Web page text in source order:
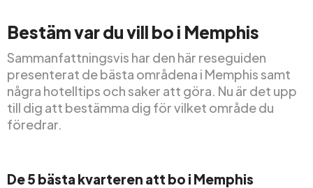
Bestäm var du vill bo i Memphis
Sammanfattningsvis har den här reseguiden
presenterat de bästa områdena i Memphis samt
några hotelltips och saker att göra. Nu är det upp
till dig att bestämma dig för vilket område du
föredrar.
De 5 bästa kvarteren att bo i Memphis